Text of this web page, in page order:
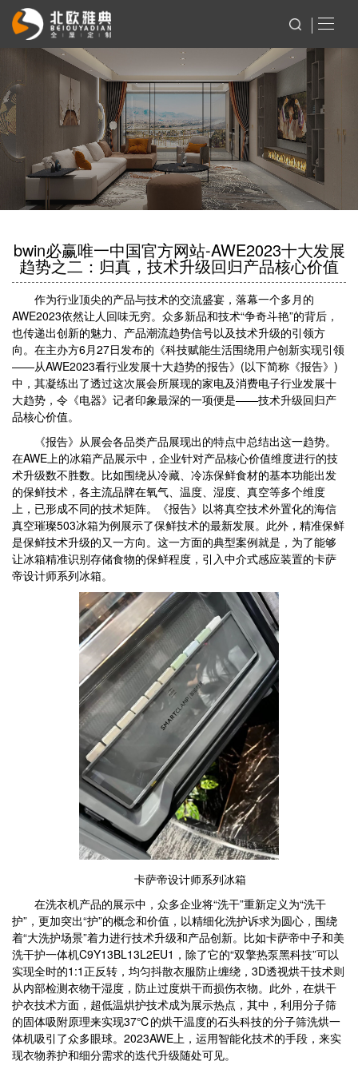
bwin必赢唯一中国官方网站-AWE2023十大发展
趋势之二：归真，技术升级回归产品核心价值
作为行业顶尖的产品与技术的交流盛宴，落幕一个多月的
AWE2023依然让人回味无穷。众多新品和技术“争奇斗艳”的背后，
也传递出创新的魅力、产品潮流趋势信号以及技术升级的引领方
向。在主办方6月27日发布的《科技赋能生活围绕用户创新实现引领
——从AWE2023看行业发展十大趋势的报告》(以下简称《报告》)
中，其凝练出了透过这次展会所展现的家电及消费电子行业发展十
大趋势，令《电器》记者印象最深的一项便是——技术升级回归产
品核心价值。
《报告》从展会各品类产品展现出的特点中总结出这一趋势。
在AWE上的冰箱产品展示中，企业针对产品核心价值维度进行的技
术升级数不胜数。比如围绕从冷藏、冷冻保鲜食材的基本功能出发
的保鲜技术，各主流品牌在氧气、温度、湿度、真空等多个维度
上，已形成不同的技术矩阵。《报告》以将真空技术外置化的海信
真空璀璨503冰箱为例展示了保鲜技术的最新发展。此外，精准保鲜
是保鲜技术升级的又一方向。这一方面的典型案例就是，为了能够
让冰箱精准识别存储食物的保鲜程度，引入中介式感应装置的卡萨
帝设计师系列冰箱。
卡萨帝设计师系列冰箱
在洗衣机产品的展示中，众多企业将“洗干”重新定义为“洗干
护”，更加突出“护”的概念和价值，以精细化洗护诉求为圆心，围绕
着“大洗护场景”着力进行技术升级和产品创新。比如卡萨帝中子和美
洗干护一体机C9Y13BL13L2EU1，除了它的“双擎热泵黑科技”可以
实现全时的1:1正反转，均匀抖散衣服防止缠绕，3D透视烘干技术则
从内部检测衣物干湿度，防止过度烘干而损伤衣物。此外，在烘干
护衣技术方面，超低温烘护技术成为展示热点，其中，利用分子筛
的固体吸附原理来实现37℃的烘干温度的石头科技的分子筛洗烘一
体机吸引了众多眼球。2023AWE上，运用智能化技术的手段，来实
现衣物养护和细分需求的迭代升级随处可见。